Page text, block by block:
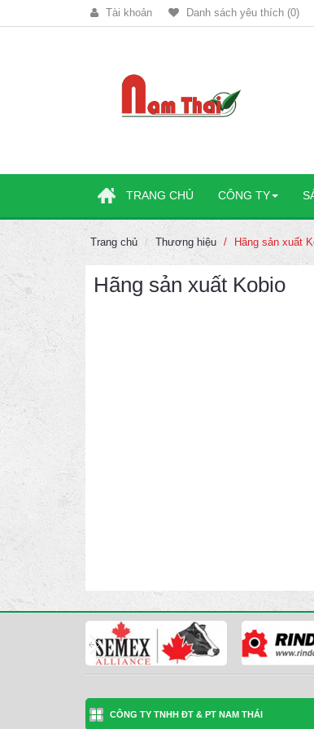
Tài khoản Danh sách yêu thích (0)
TRANG CHỦ CÔNG TY
Trang chủ Thương hiệu Hãng sản xuất
Hãng sản xuất Kobio
CÔNG TY TNHH ĐT & PT NAM THÁI